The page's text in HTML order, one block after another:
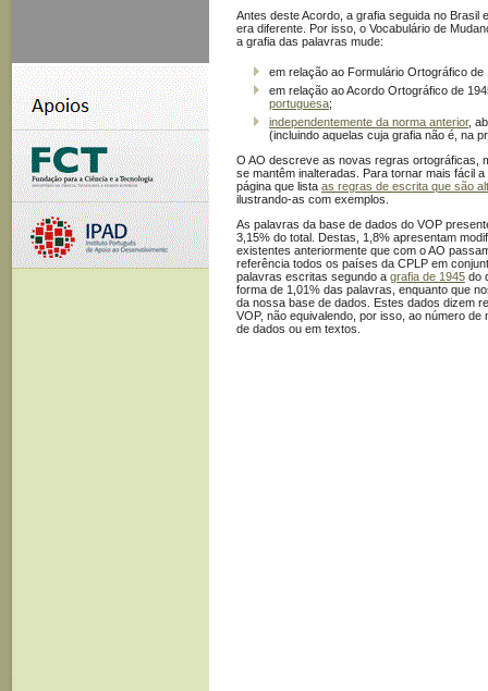
Antes deste Acordo, a grafia seguida no
era diferente. Por isso, o Vocabulário de
a grafia das palavras mude:
em relação ao Formulário Ortográfico
em relação ao Acordo Ortográfico de
portuguesa;
independentemente da norma anterior,
(incluindo aquelas cuja grafia não é, na
O AO descreve as novas regras ortográficas,
se mantêm inalteradas. Para tornar mais fácil
página que lista as regras de escrita que são
ilustrando-as com exemplos.
As palavras da base de dados do VOP
3,15% do total. Destas, 1,8% apresentam
existentes anteriormente que com o AO
referência todos os países da CPLP em
palavras escritas segundo a grafia de 1945 do
forma de 1,01% das palavras, enquanto que
da nossa base de dados. Estes dados dizem
VOP, não equivalendo, por isso, ao número
de dados ou em textos.